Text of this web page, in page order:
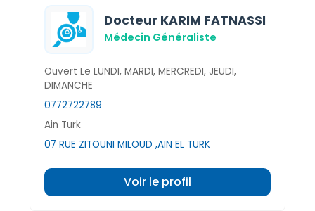
Docteur KARIM FATNASSI
Médecin Généraliste
Ouvert Le LUNDI, MARDI, MERCREDI, JEUDI,
DIMANCHE
0772722789
Ain Turk
07 RUE ZITOUNI MILOUD ,AIN EL TURK
Voir le profil